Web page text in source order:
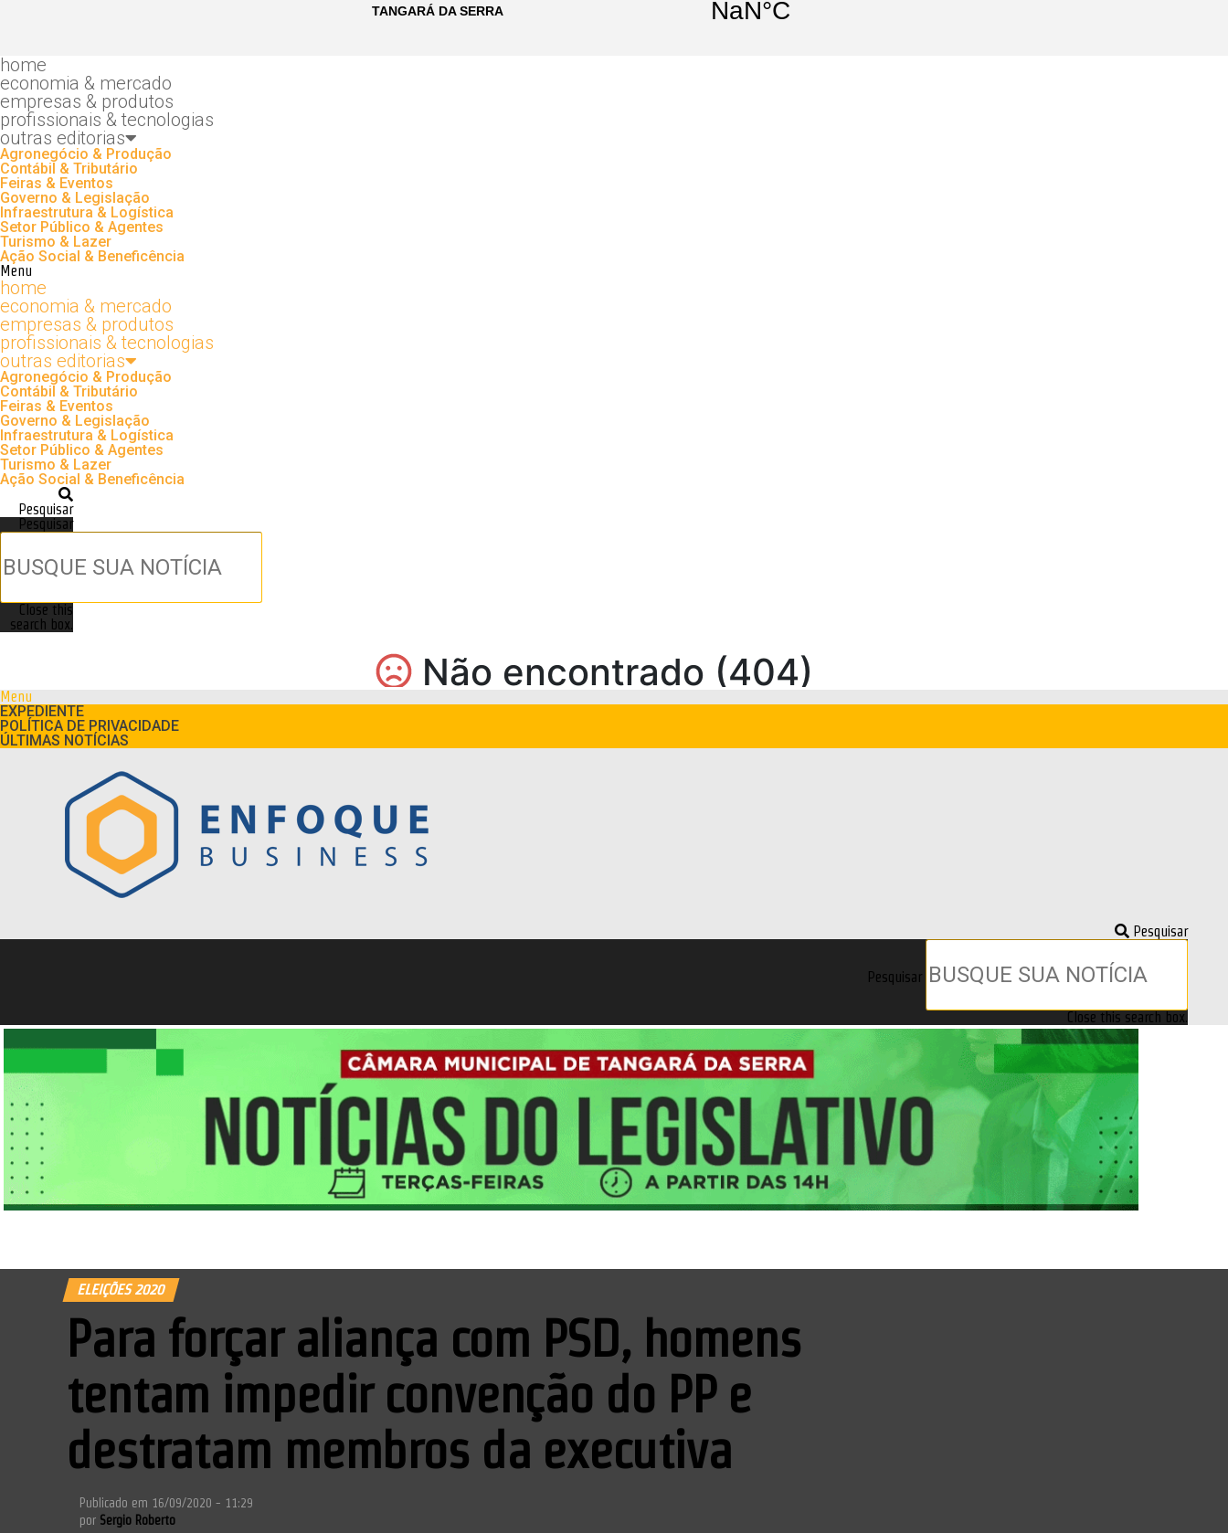
home
economia & mercado
empresas & produtos
profissionais & tecnologias
outras editorias
Agronegócio & Produção
Contábil & Tributário
Feiras & Eventos
Governo & Legislação
Infraestrutura & Logística
Setor Público & Agentes
Turismo & Lazer
Ação Social & Beneficência
Menu
home
economia & mercado
empresas & produtos
profissionais & tecnologias
outras editorias
Agronegócio & Produção
Contábil & Tributário
Feiras & Eventos
Governo & Legislação
Infraestrutura & Logística
Setor Público & Agentes
Turismo & Lazer
Ação Social & Beneficência
Pesquisar
Pesquisar
Close this
search box.
Menu
EXPEDIENTE
POLÍTICA DE PRIVACIDADE
ÚLTIMAS NOTÍCIAS
Pesquisar
Pesquisar
Close this search box.
ELEIÇÕES 2020
Para forçar aliança com PSD, homens
tentam impedir convenção do PP e
destratam membros da executiva
Publicado em 16/09/2020 - 11:29
por Sergio Roberto